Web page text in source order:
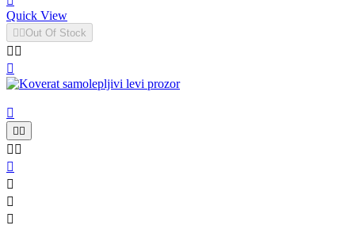
Quick View
 Out Of Stock
 


 
 



